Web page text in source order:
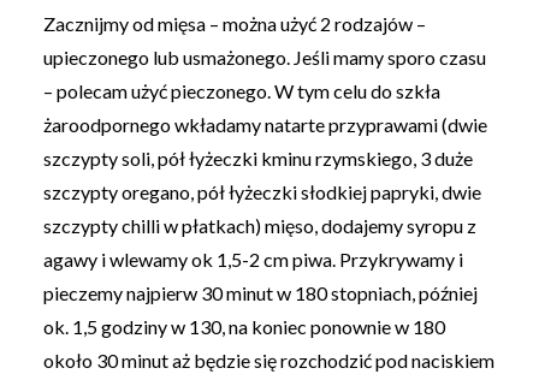
Zacznijmy od mięsa – można użyć 2 rodzajów –
upieczonego lub usmażonego. Jeśli mamy sporo czasu
– polecam użyć pieczonego. W tym celu do szkła
żaroodpornego wkładamy natarte przyprawami (dwie
szczypty soli, pół łyżeczki kminu rzymskiego, 3 duże
szczypty oregano, pół łyżeczki słodkiej papryki, dwie
szczypty chilli w płatkach) mięso, dodajemy syropu z
agawy i wlewamy ok 1,5-2 cm piwa. Przykrywamy i
pieczemy najpierw 30 minut w 180 stopniach, później
ok. 1,5 godziny w 130, na koniec ponownie w 180
około 30 minut aż będzie się rozchodzić pod naciskiem